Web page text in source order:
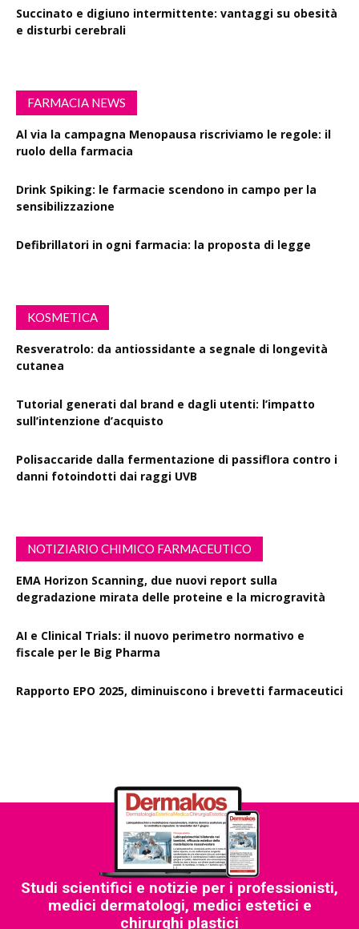
Succinato e digiuno intermittente: vantaggi su obesità
e disturbi cerebrali
FARMACIA NEWS
Al via la campagna Menopausa riscriviamo le regole: il
ruolo della farmacia
Drink Spiking: le farmacie scendono in campo per la
sensibilizzazione
Defibrillatori in ogni farmacia: la proposta di legge
KOSMETICA
Resveratrolo: da antiossidante a segnale di longevità
cutanea
Tutorial generati dal brand e dagli utenti: l’impatto
sull’intenzione d’acquisto
Polisaccaride dalla fermentazione di passiflora contro i
danni fotoindotti dai raggi UVB
NOTIZIARIO CHIMICO FARMACEUTICO
EMA Horizon Scanning, due nuovi report sulla
degradazione mirata delle proteine e la microgravità
AI e Clinical Trials: il nuovo perimetro normativo e
fiscale per le Big Pharma
Rapporto EPO 2025, diminuiscono i brevetti farmaceutici
Studi scientifici e notizie per i professionisti,
medici dermatologi, medici estetici e
chirurghi plastici